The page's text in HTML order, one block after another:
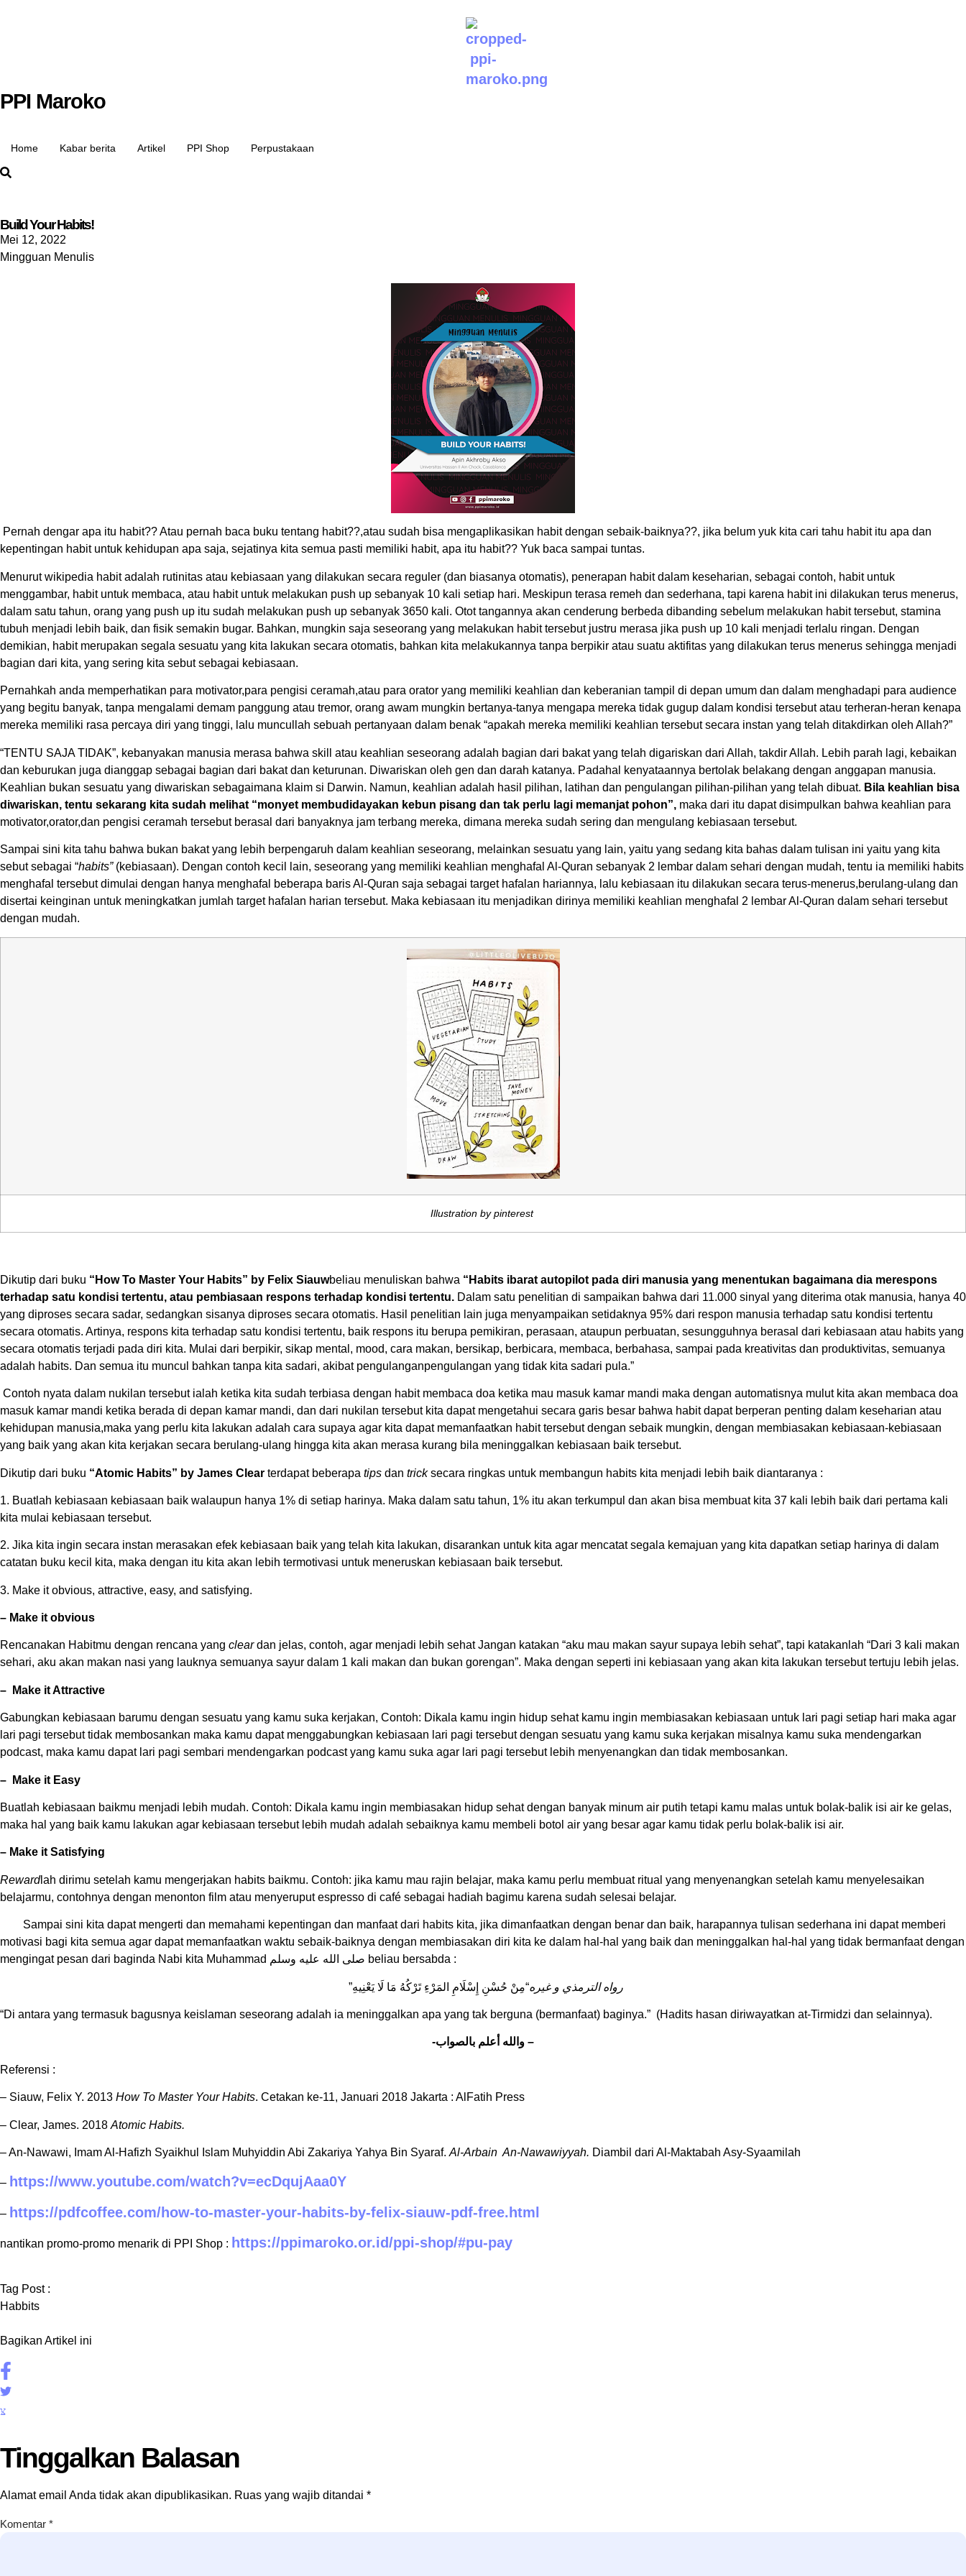
PPI Maroko
Home Kabar berita Artikel PPI Shop Perpustakaan
Build Your Habits!
Mei 12, 2022
Mingguan Menulis
Pernah dengar apa itu habit?? Atau pernah baca buku tentang habit??,atau sudah bisa mengaplikasikan habit dengan sebaik-baiknya??, jika belum yuk kita cari tahu habit itu apa dan
kepentingan habit untuk kehidupan apa saja, sejatinya kita semua pasti memiliki habit, apa itu habit?? Yuk baca sampai tuntas.
Menurut wikipedia habit adalah rutinitas atau kebiasaan yang dilakukan secara reguler (dan biasanya otomatis), penerapan habit dalam keseharian, sebagai contoh, habit untuk
menggambar, habit untuk membaca, atau habit untuk melakukan push up sebanyak 10 kali setiap hari. Meskipun terasa remeh dan sederhana, tapi karena habit ini dilakukan terus menerus,
dalam satu tahun, orang yang push up itu sudah melakukan push up sebanyak 3650 kali. Otot tangannya akan cenderung berbeda dibanding sebelum melakukan habit tersebut, stamina
tubuh menjadi lebih baik, dan fisik semakin bugar. Bahkan, mungkin saja seseorang yang melakukan habit tersebut justru merasa jika push up 10 kali menjadi terlalu ringan. Dengan
demikian, habit merupakan segala sesuatu yang kita lakukan secara otomatis, bahkan kita melakukannya tanpa berpikir atau suatu aktifitas yang dilakukan terus menerus sehingga menjadi
bagian dari kita, yang sering kita sebut sebagai kebiasaan.
Pernahkah anda memperhatikan para motivator,para pengisi ceramah,atau para orator yang memiliki keahlian dan keberanian tampil di depan umum dan dalam menghadapi para audience
yang begitu banyak, tanpa mengalami demam panggung atau tremor, orang awam mungkin bertanya-tanya mengapa mereka tidak gugup dalam kondisi tersebut atau terheran-heran kenapa
mereka memiliki rasa percaya diri yang tinggi, lalu muncullah sebuah pertanyaan dalam benak “apakah mereka memiliki keahlian tersebut secara instan yang telah ditakdirkan oleh Allah?”
“TENTU SAJA TIDAK”, kebanyakan manusia merasa bahwa skill atau keahlian seseorang adalah bagian dari bakat yang telah digariskan dari Allah, takdir Allah. Lebih parah lagi, kebaikan
dan keburukan juga dianggap sebagai bagian dari bakat dan keturunan. Diwariskan oleh gen dan darah katanya. Padahal kenyataannya bertolak belakang dengan anggapan manusia.
Keahlian bukan sesuatu yang diwariskan sebagaimana klaim si Darwin. Namun, keahlian adalah hasil pilihan, latihan dan pengulangan pilihan-pilihan yang telah dibuat. Bila keahlian bisa
diwariskan, tentu sekarang kita sudah melihat “monyet membudidayakan kebun pisang dan tak perlu lagi memanjat pohon”, maka dari itu dapat disimpulkan bahwa keahlian para
motivator,orator,dan pengisi ceramah tersebut berasal dari banyaknya jam terbang mereka, dimana mereka sudah sering dan mengulang kebiasaan tersebut.
Sampai sini kita tahu bahwa bukan bakat yang lebih berpengaruh dalam keahlian seseorang, melainkan sesuatu yang lain, yaitu yang sedang kita bahas dalam tulisan ini yaitu yang kita
sebut sebagai “habits” (kebiasaan). Dengan contoh kecil lain, seseorang yang memiliki keahlian menghafal Al-Quran sebanyak 2 lembar dalam sehari dengan mudah, tentu ia memiliki habits
menghafal tersebut dimulai dengan hanya menghafal beberapa baris Al-Quran saja sebagai target hafalan hariannya, lalu kebiasaan itu dilakukan secara terus-menerus,berulang-ulang dan
disertai keinginan untuk meningkatkan jumlah target hafalan harian tersebut. Maka kebiasaan itu menjadikan dirinya memiliki keahlian menghafal 2 lembar Al-Quran dalam sehari tersebut
dengan mudah.
Illustration by pinterest
Dikutip dari buku “How To Master Your Habits” by Felix Siauwbeliau menuliskan bahwa “Habits ibarat autopilot pada diri manusia yang menentukan bagaimana dia merespons
terhadap satu kondisi tertentu, atau pembiasaan respons terhadap kondisi tertentu. Dalam satu penelitian di sampaikan bahwa dari 11.000 sinyal yang diterima otak manusia, hanya 40
yang diproses secara sadar, sedangkan sisanya diproses secara otomatis. Hasil penelitian lain juga menyampaikan setidaknya 95% dari respon manusia terhadap satu kondisi tertentu
secara otomatis. Artinya, respons kita terhadap satu kondisi tertentu, baik respons itu berupa pemikiran, perasaan, ataupun perbuatan, sesungguhnya berasal dari kebiasaan atau habits yang
secara otomatis terjadi pada diri kita. Mulai dari berpikir, sikap mental, mood, cara makan, bersikap, berbicara, membaca, berbahasa, sampai pada kreativitas dan produktivitas, semuanya
adalah habits. Dan semua itu muncul bahkan tanpa kita sadari, akibat pengulanganpengulangan yang tidak kita sadari pula.”
Contoh nyata dalam nukilan tersebut ialah ketika kita sudah terbiasa dengan habit membaca doa ketika mau masuk kamar mandi maka dengan automatisnya mulut kita akan membaca doa
masuk kamar mandi ketika berada di depan kamar mandi, dan dari nukilan tersebut kita dapat mengetahui secara garis besar bahwa habit dapat berperan penting dalam keseharian atau
kehidupan manusia,maka yang perlu kita lakukan adalah cara supaya agar kita dapat memanfaatkan habit tersebut dengan sebaik mungkin, dengan membiasakan kebiasaan-kebiasaan
yang baik yang akan kita kerjakan secara berulang-ulang hingga kita akan merasa kurang bila meninggalkan kebiasaan baik tersebut.
Dikutip dari buku “Atomic Habits” by James Clear terdapat beberapa tips dan tricksecara ringkas untuk membangun habits kita menjadi lebih baik diantaranya :
1. Buatlah kebiasaan kebiasaan baik walaupun hanya 1% di setiap harinya. Maka dalam satu tahun, 1% itu akan terkumpul dan akan bisa membuat kita 37 kali lebih baik dari pertama kali
kita mulai kebiasaan tersebut.
2. Jika kita ingin secara instan merasakan efek kebiasaan baik yang telah kita lakukan, disarankan untuk kita agar mencatat segala kemajuan yang kita dapatkan setiap harinya di dalam
catatan buku kecil kita, maka dengan itu kita akan lebih termotivasi untuk meneruskan kebiasaan baik tersebut.
3. Make it obvious, attractive, easy, and satisfying.
– Make it obvious
Rencanakan Habitmu dengan rencana yang cleardan jelas, contoh, agar menjadi lebih sehat Jangan katakan “aku mau makan sayur supaya lebih sehat”, tapi katakanlah “Dari 3 kali makan
sehari, aku akan makan nasi yang lauknya semuanya sayur dalam 1 kali makan dan bukan gorengan”. Maka dengan seperti ini kebiasaan yang akan kita lakukan tersebut tertuju lebih jelas.
– Make it Attractive
Gabungkan kebiasaan barumu dengan sesuatu yang kamu suka kerjakan, Contoh: Dikala kamu ingin hidup sehat kamu ingin membiasakan kebiasaan untuk lari pagi setiap hari maka agar
lari pagi tersebut tidak membosankan maka kamu dapat menggabungkan kebiasaan lari pagi tersebut dengan sesuatu yang kamu suka kerjakan misalnya kamu suka mendengarkan
podcast, maka kamu dapat lari pagi sembari mendengarkan podcast yang kamu suka agar lari pagi tersebut lebih menyenangkan dan tidak membosankan.
– Make it Easy
Buatlah kebiasaan baikmu menjadi lebih mudah. Contoh: Dikala kamu ingin membiasakan hidup sehat dengan banyak minum air putih tetapi kamu malas untuk bolak-balik isi air ke gelas,
maka hal yang baik kamu lakukan agar kebiasaan tersebut lebih mudah adalah sebaiknya kamu membeli botol air yang besar agar kamu tidak perlu bolak-balik isi air.
– Make it Satisfying
Rewardlah dirimu setelah kamu mengerjakan habits baikmu. Contoh: jika kamu mau rajin belajar, maka kamu perlu membuat ritual yang menyenangkan setelah kamu menyelesaikan
belajarmu, contohnya dengan menonton film atau menyeruput espresso di café sebagai hadiah bagimu karena sudah selesai belajar.
Sampai sini kita dapat mengerti dan memahami kepentingan dan manfaat dari habits kita, jika dimanfaatkan dengan benar dan baik, harapannya tulisan sederhana ini dapat memberi
motivasi bagi kita semua agar dapat memanfaatkan waktu sebaik-baiknya dengan membiasakan diri kita ke dalam hal-hal yang baik dan meninggalkan hal-hal yang tidak bermanfaat dengan
mengingat pesan dari baginda Nabi kita Muhammad صلى الله عليه وسلم beliau bersabda :
“مِنْ حُسْنِ إِسْلَامِ المَرْءِ تَرْكُهُ مَا لَا يَعْنِيهِ”رواه الترمذي و غيره
“Di antara yang termasuk bagusnya keislaman seseorang adalah ia meninggalkan apa yang tak berguna (bermanfaat) baginya.” (Hadits hasan diriwayatkan at-Tirmidzi dan selainnya).
– والله أعلم بالصواب-
Referensi :
– Siauw, Felix Y. 2013 How To Master Your Habits. Cetakan ke-11, Januari 2018 Jakarta : AlFatih Press
– Clear, James. 2018 Atomic Habits.
– An-Nawawi, Imam Al-Hafizh Syaikhul Islam Muhyiddin Abi Zakariya Yahya Bin Syaraf. Al-Arbain An-Nawawiyyah. Diambil dari Al-Maktabah Asy-Syaamilah
– https://www.youtube.com/watch?v=ecDqujAaa0Y
– https://pdfcoffee.com/how-to-master-your-habits-by-felix-siauw-pdf-free.html
nantikan promo-promo menarik di PPI Shop : https://ppimaroko.or.id/ppi-shop/#pu-pay
Tag Post :
Habbits
Bagikan Artikel ini
Tinggalkan Balasan
Alamat email Anda tidak akan dipublikasikan. Ruas yang wajib ditandai *
Komentar *